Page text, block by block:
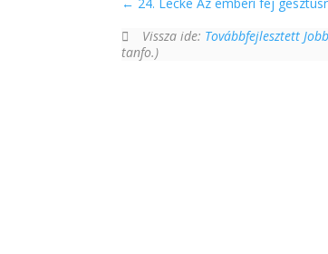
Vissza ide: Továbbfejlesztett
tanfo.)